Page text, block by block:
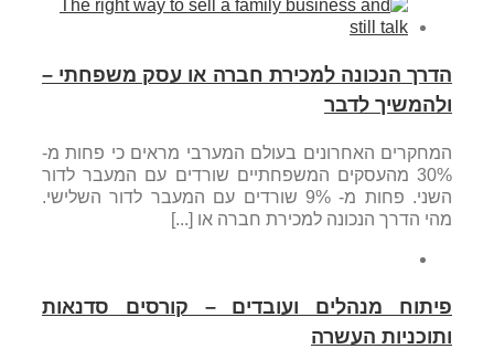
הדרך הנכונה למכירת חברה או עסק משפחתי –
ולהמשיך לדבר
המחקרים האחרונים בעולם המערבי מראים כי פחות מ-
30% מהעסקים המשפחתיים שורדים עם המעבר לדור
השני. פחות מ- 9% שורדים עם המעבר לדור השלישי.
מהי הדרך הנכונה למכירת חברה או [...]
פיתוח מנהלים ועובדים – קורסים סדנאות
ותוכניות העשרה